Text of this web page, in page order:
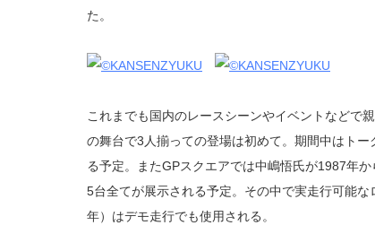
た。
これまでも国内のレースシーンやイベントなどで
の舞台で3人揃っての登場は初めて。期間中はト
る予定。またGPスクエアでは中嶋悟氏が1987年
5台全てが展示される予定。その中で実走行可能
年）はデモ走行でも使用される。